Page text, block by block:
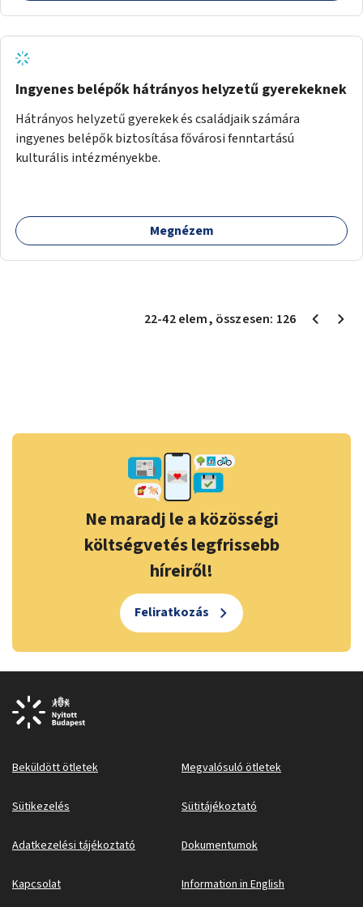
Ingyenes belépők hátrányos helyzetű gyerekeknek
Hátrányos helyzetű gyerekek és családjaik számára
ingyenes belépők biztosítása fővárosi fenntartású
kulturális intézményekbe.
Megnézem
22-42elem, összesen: 126
Ne maradj le a közösségi
költségvetés legfrissebb
híreiről!
Feliratkozás
Beküldött ötletek Megvalósuló ötletek
Sütikezelés Sütitájékoztató
Adatkezelési tájékoztató Dokumentumok
Kapcsolat Information in English